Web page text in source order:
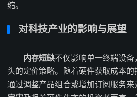
缩。
对科技产业的影响与展望
内存短缺不仅影响单一终端设
头的定价策略。随着硬件获取成本
通过调整产品组合或增加订阅服务